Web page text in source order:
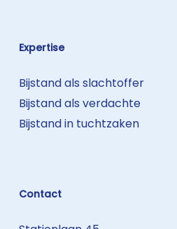
Expertise
Bijstand als slachtoffer
Bijstand als verdachte
Bijstand in tuchtzaken
Contact